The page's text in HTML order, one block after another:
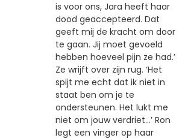
is voor ons, Jara heeft haar
dood geaccepteerd. Dat
geeft mij de kracht om door
te gaan. Jij moet gevoeld
hebben hoeveel pijn ze had.’
Ze wrijft over zijn rug. ‘Het
spijt me echt dat ik niet in
staat ben om je te
ondersteunen. Het lukt me
niet om jouw verdriet…’ Ron
legt een vinger op haar